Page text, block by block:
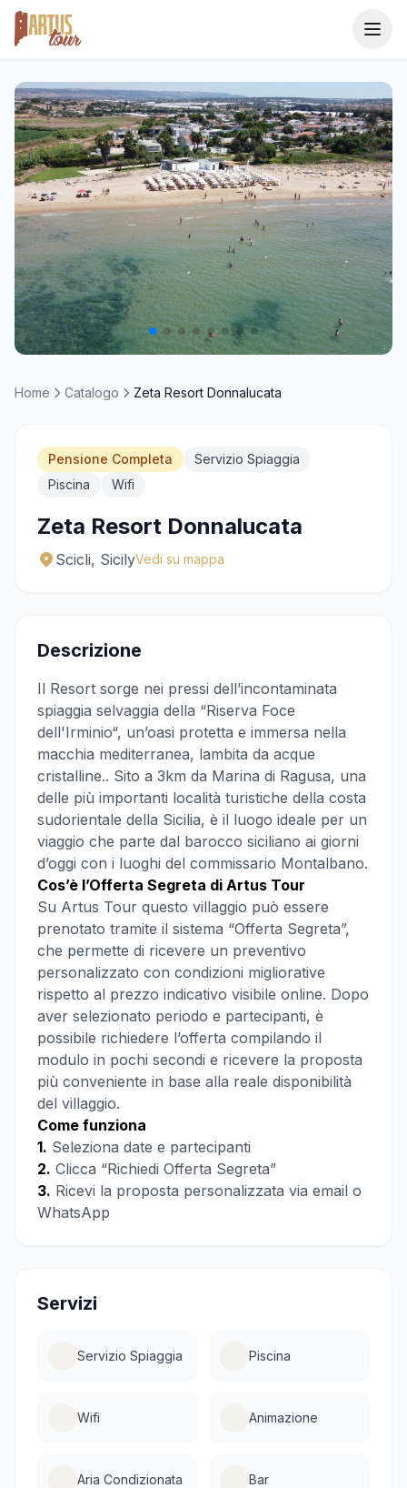
Home
Catalogo
Destinazioni
I Consigliati
Area Agenzie
1 / 8
Home Catalogo Zeta Resort Donnalucata
Pensione Completa
Servizio Spiaggia
Piscina
Wifi
Zeta Resort Donnalucata
Scicli, SicilyVedi su mappa
Descrizione
Il Resort sorge nei pressi dell’incontaminata
spiaggia selvaggia della “Riserva Foce
dell'Irminio“, un’oasi protetta e immersa nella
macchia mediterranea, lambita da acque
cristalline.. Sito a 3km da Marina di Ragusa, una
delle più importanti località turistiche della costa
sudorientale della Sicilia, è il luogo ideale per un
viaggio che parte dal barocco siciliano ai giorni
d’oggi con i luoghi del commissario Montalbano.
Cos’è l’Offerta Segreta di Artus Tour
Su Artus Tour questo villaggio può essere
prenotato tramite il sistema “Offerta Segreta”,
che permette di ricevere un preventivo
personalizzato con condizioni migliorative
rispetto al prezzo indicativo visibile online. Dopo
aver selezionato periodo e partecipanti, è
possibile richiedere l’offerta compilando il
modulo in pochi secondi e ricevere la proposta
più conveniente in base alla reale disponibilità
del villaggio.
Come funziona
1. Seleziona date e partecipanti
2. Clicca “Richiedi Offerta Segreta”
3. Ricevi la proposta personalizzata via email o
WhatsApp
Servizi
Servizio Spiaggia Piscina
Wifi Animazione
Aria Condizionata Bar